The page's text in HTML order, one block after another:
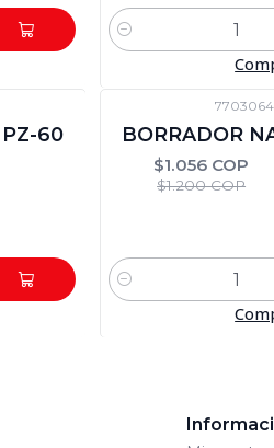
Cantidad
PZ-60 BORRADOR
$1.056 COP
$1.200 COP
Cantidad